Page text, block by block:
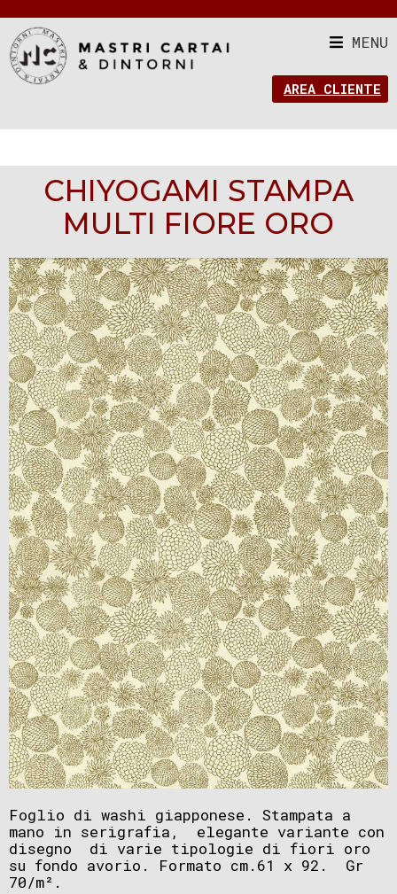
MENU
AREA CLIENTE
CHIYOGAMI STAMPA
MULTI FIORE ORO
Foglio di washi giapponese. Stampata a
mano in serigrafia, elegante variante con
disegno di varie tipologie di fiori oro
su fondo avorio. Formato cm.61 x 92. Gr
70/m².